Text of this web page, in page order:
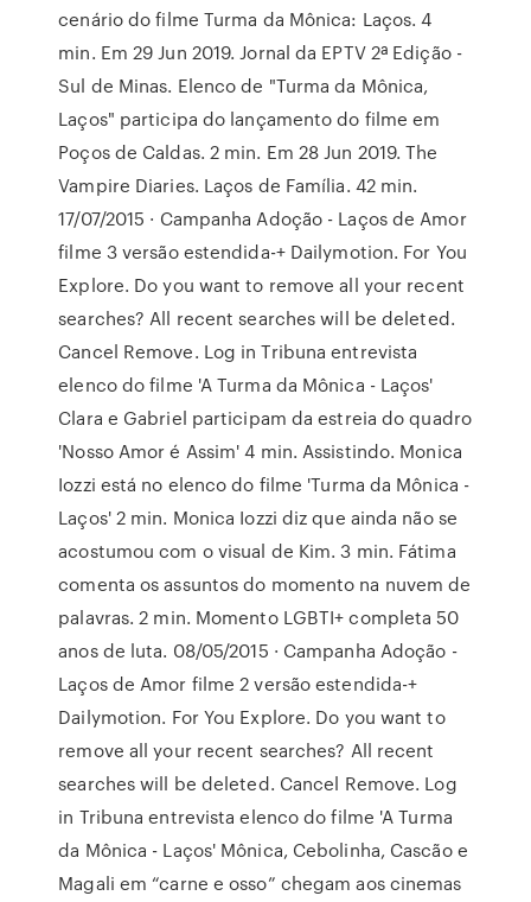
cenário do filme Turma da Mônica: Laços. 4
min. Em 29 Jun 2019. Jornal da EPTV 2ª Edição -
Sul de Minas. Elenco de "Turma da Mônica,
Laços" participa do lançamento do filme em
Poços de Caldas. 2 min. Em 28 Jun 2019. The
Vampire Diaries. Laços de Família. 42 min.
17/07/2015 · Campanha Adoção - Laços de Amor
filme 3 versão estendida-+ Dailymotion. For You
Explore. Do you want to remove all your recent
searches? All recent searches will be deleted.
Cancel Remove. Log in Tribuna entrevista
elenco do filme 'A Turma da Mônica - Laços'
Clara e Gabriel participam da estreia do quadro
'Nosso Amor é Assim' 4 min. Assistindo. Monica
Iozzi está no elenco do filme 'Turma da Mônica -
Laços' 2 min. Monica Iozzi diz que ainda não se
acostumou com o visual de Kim. 3 min. Fátima
comenta os assuntos do momento na nuvem de
palavras. 2 min. Momento LGBTI+ completa 50
anos de luta. 08/05/2015 · Campanha Adoção -
Laços de Amor filme 2 versão estendida-+
Dailymotion. For You Explore. Do you want to
remove all your recent searches? All recent
searches will be deleted. Cancel Remove. Log
in Tribuna entrevista elenco do filme 'A Turma
da Mônica - Laços' Mônica, Cebolinha, Cascão e
Magali em “carne e osso” chegam aos cinemas